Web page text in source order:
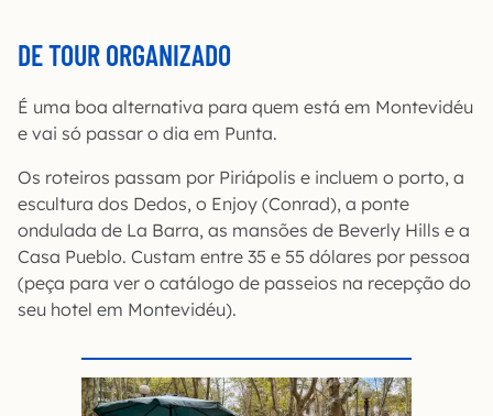
DE TOUR ORGANIZADO
É uma boa alternativa para quem está em Montevidéu
e vai só passar o dia em Punta.
Os roteiros passam por Piriápolis e incluem o porto, a
escultura dos Dedos, o Enjoy (Conrad), a ponte
ondulada de La Barra, as mansões de Beverly Hills e a
Casa Pueblo. Custam entre 35 e 55 dólares por pessoa
(peça para ver o catálogo de passeios na recepção do
seu hotel em Montevidéu).